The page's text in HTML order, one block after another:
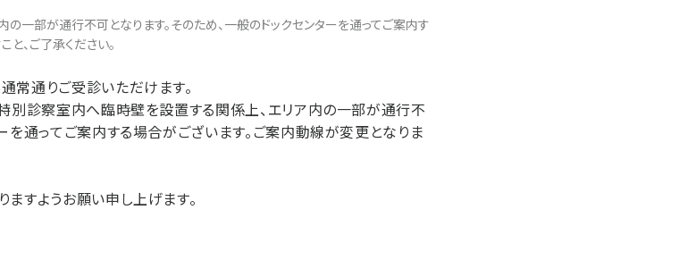
一部が通行不可となります。そのため、一般のドックセンターを通ってご案内す
、ご了承ください。
常通りご受診いただけます。
特別診察室内へ臨時壁を設置する関係上、エリア内の一部が通行不
を通ってご案内する場合がございます。ご案内動線が変更となりま
すようお願い申し上げます。